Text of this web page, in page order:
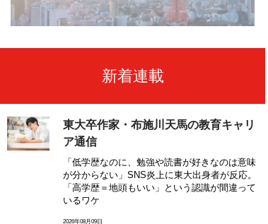
新着連載
東大卒作家・布施川天馬の教育キャリ
ア通信
「低学歴なのに、勉強や読書が好きなのは意味
が分からない」SNS炎上に東大出身者が反応。
「高学歴＝地頭もいい」という認識が間違って
いるワケ
2026年08月09日